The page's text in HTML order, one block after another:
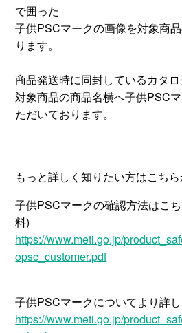
で囲った
子供PSCマークの画像を対象商
ります。
商品発送時に同封しているカタロ
対象商品の商品名横へ子供PSC
ただいております。
もっと詳しく知りたい方はこちら
子供PSCマークの確認方法はこ
料)
https://www.meti.go.jp/
opsc_customer.pdf
子供PSCマークについてより詳
https://www.meti.go.jp/